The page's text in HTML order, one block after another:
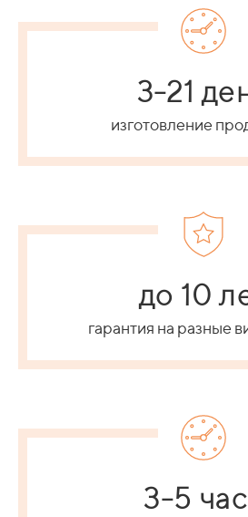
3-21
изготовление
до 10
гарантия на разные
3-5